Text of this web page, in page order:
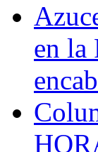
en la